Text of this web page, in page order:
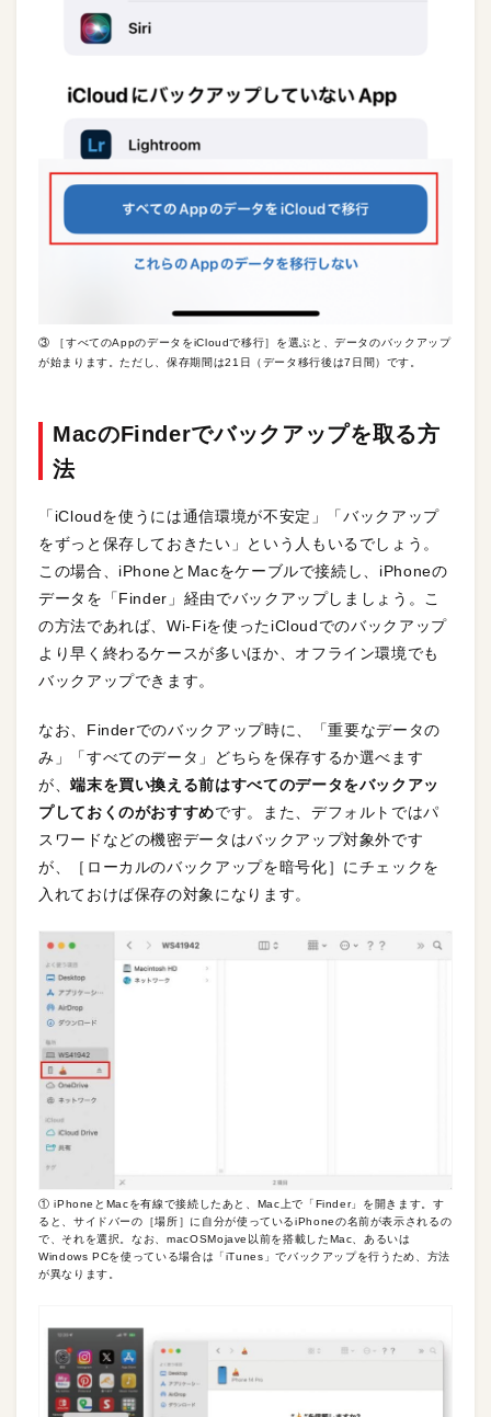
③ ［すべてのAppのデータをiCloudで移行］を選ぶと、データのバックアップ
が始まります。ただし、保存期間は21日（データ移行後は7日間）です。
MacのFinderでバックアップを取る方
法
「iCloudを使うには通信環境が不安定」「バックアップ
をずっと保存しておきたい」という人もいるでしょう。
この場合、iPhoneとMacをケーブルで接続し、iPhoneの
データを「Finder」経由でバックアップしましょう。こ
の方法であれば、Wi-Fiを使ったiCloudでのバックアップ
より早く終わるケースが多いほか、オフライン環境でも
バックアップできます。
なお、Finderでのバックアップ時に、「重要なデータの
み」「すべてのデータ」どちらを保存するか選べます
が、端末を買い換える前はすべてのデータをバックアッ
プしておくのがおすすめです。また、デフォルトではパ
スワードなどの機密データはバックアップ対象外です
が、［ローカルのバックアップを暗号化］にチェックを
入れておけば保存の対象になります。
① iPhoneとMacを有線で接続したあと、Mac上で「Finder」を開きます。す
ると、サイドバーの［場所］に自分が使っているiPhoneの名前が表示されるの
で、それを選択。なお、macOSMojave以前を搭載したMac、あるいは
Windows PCを使っている場合は「iTunes」でバックアップを行うため、方法
が異なります。